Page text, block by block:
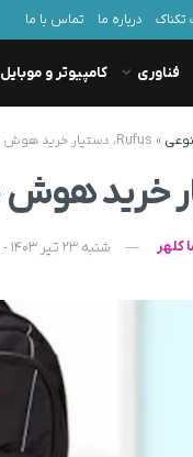
تکناک درباره ما تماس با ما
فناوری کامپیوتر و موبایل
» Rufus، دستیار خرید هوش مصنوعی آمازون، در آمریکا فعال شد
کلهر شنبه 23 تیر 1403 - 08:10